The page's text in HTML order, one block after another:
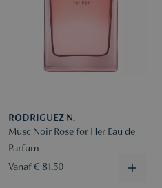
RODRIGUEZ N.
Musc Noir Rose for Her Eau de
Parfum
Vanaf € 81,50